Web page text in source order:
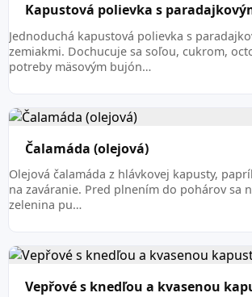
Kapustová polievka s
Jednoduchá kapustová polievka s
zemiakmi. Dochucuje sa soľou, cukrom,
potreby mäsovým bujón…
Čalamáda (olejová)
Olejová čalamáda z hlávkovej kapusty,
na zaváranie. Pred plnením do pohárov sa
zelenina pu…
Vepřové s knedľou a kvasenou